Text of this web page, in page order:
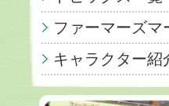
ファーマーズマ
キャラクター紹